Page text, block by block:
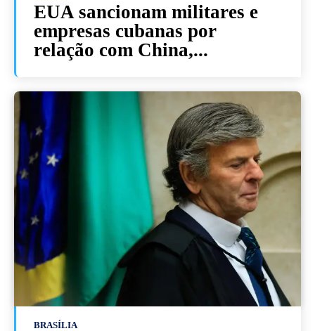
EUA sancionam militares e
empresas cubanas por
relação com China,...
BRASÍLIA